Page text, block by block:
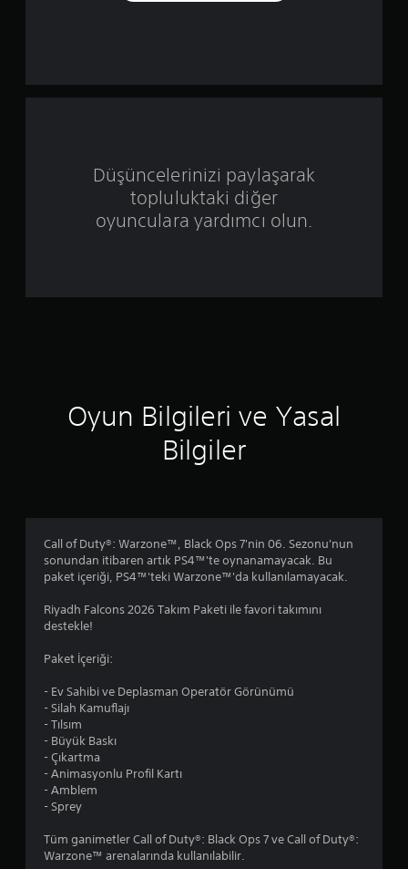
ü
4
l
d
ı
Düşüncelerinizi paylaşarak
topluluktaki diğer
oyunculara yardımcı olun.
Oyun Bilgileri ve Yasal
Bilgiler
Call of Duty®: Warzone™, Black Ops 7'nin 06. Sezonu'nun
sonundan itibaren artık PS4™'te oynanamayacak. Bu
paket içeriği, PS4™'teki Warzone™'da kullanılamayacak.
Riyadh Falcons 2026 Takım Paketi ile favori takımını
destekle!
Paket İçeriği:
- Ev Sahibi ve Deplasman Operatör Görünümü
- Silah Kamuflajı
- Tılsım
- Büyük Baskı
- Çıkartma
- Animasyonlu Profil Kartı
- Amblem
- Sprey
Tüm ganimetler Call of Duty®: Black Ops 7 ve Call of Duty®:
Warzone™ arenalarında kullanılabilir.